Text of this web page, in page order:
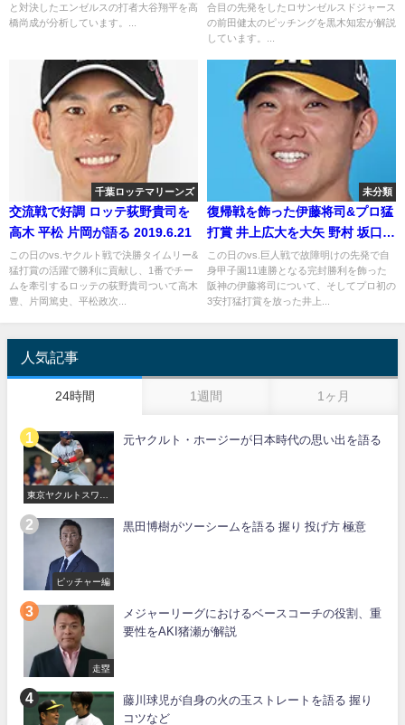
と対決したエンゼルスの打者大谷翔平を高
橋尚成が分析しています。...
合目の先発をしたロサンゼルスドジャース
の前田健太のピッチングを黒木知宏が解説
しています。...
千葉ロッテマリーンズ
交流戦で好調 ロッテ荻野貴司を
高木 平松 片岡が語る 2019.6.21
この日のvs.ヤクルト戦で決勝タイムリー&
猛打賞の活躍で勝利に貢献し、1番でチー
ムを牽引するロッテの荻野貴司ついて高木
豊、片岡篤史、平松政次...
未分類
復帰戦を飾った伊藤将司&プロ猛
打賞 井上広大を大矢 野村 坂口が
語る
この日のvs.巨人戦で故障明けの先発で自
身甲子園11連勝となる完封勝利を飾った
阪神の伊藤将司について、そしてプロ初の
3安打猛打賞を放った井上...
人気記事
24時間 1週間 1ヶ月
東京ヤクルトスワロ
元ヤクルト・ホージーが日本時代の思い出を語る
ピッチャー編
黒田博樹がツーシームを語る 握り 投げ方 極意
走塁
メジャーリーグにおけるベースコーチの役割、重
要性をAKI猪瀬が解説
藤川球児が自身の火の玉ストレートを語る 握り
コツなど